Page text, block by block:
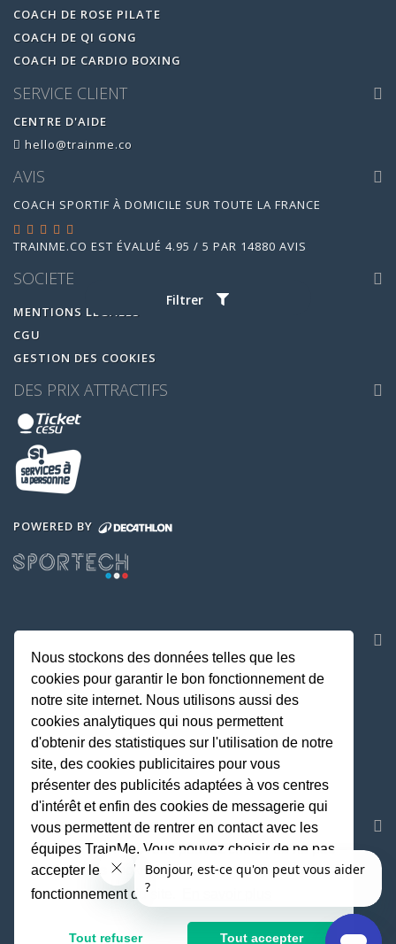
Filtrer
COACH DE ROSE PILATE
COACH DE QI GONG
COACH DE CARDIO BOXING
SERVICE CLIENT
CENTRE D'AIDE
hello@trainme.co
AVIS
COACH SPORTIF À DOMICILE SUR TOUTE LA FRANCE
TRAINME.CO EST ÉVALUÉ 4.95 / 5 PAR 14880 AVIS
SOCIETE
MENTIONS LEGALES
CGU
GESTION DES COOKIES
DES PRIX ATTRACTIFS
POWERED BY
REJOIGNEZ LA COMMUNAUTE
Fait avec
© TrainMe 2021
Nous stockons des données telles que les
cookies pour garantir le bon fonctionnement de
notre site internet. Nous utilisons aussi des
cookies analytiques qui nous permettent
d'obtenir des statistiques sur l'utilisation de notre
site, des cookies publicitaires pour vous
présenter des publicités adaptées à vos centres
d'intérêt et enfin des cookies de messagerie qui
vous permettent de rentrer en contact avec les
équipes TrainMe. Vous pouvez choisir de ne pas
accepter les cookies non indispensables au
fonctionnement du site.
Tout refuser Tout accepter